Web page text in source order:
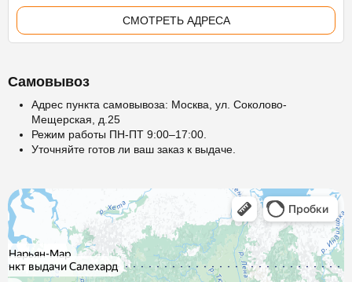
СМОТРЕТЬ АДРЕСА
Самовывоз
Адрес пункта самовывоза: Москва, ул. Соколово-
Мещерская, д.25
Режим работы ПН-ПТ 9:00–17:00.
Уточняйте готов ли ваш заказ к выдаче.